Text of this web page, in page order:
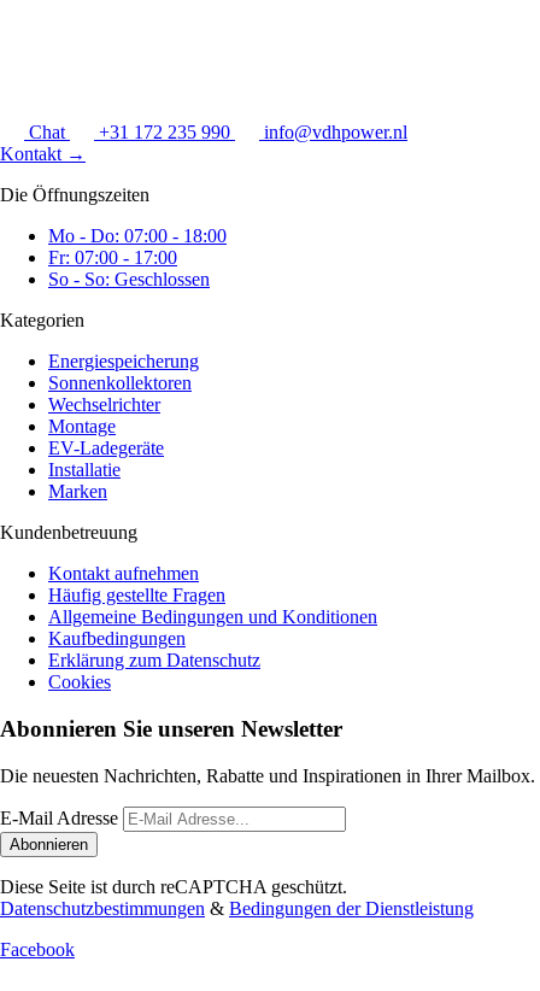
Chat +31 172 235 990
info@vdhpower.nl
Kontakt →
Die Öffnungszeiten
Mo - Do: 07:00 - 18:00
Fr: 07:00 - 17:00
So - So: Geschlossen
Kategorien
Energiespeicherung
Sonnenkollektoren
Wechselrichter
Montage
EV-Ladegeräte
Installatie
Marken
Kundenbetreuung
Kontakt aufnehmen
Häufig gestellte Fragen
Allgemeine Bedingungen und Konditionen
Kaufbedingungen
Erklärung zum Datenschutz
Cookies
Abonnieren Sie unseren Newsletter
Die neuesten Nachrichten, Rabatte und Inspirationen in Ihrer Mailbox.
E-Mail Adresse
Abonnieren
Diese Seite ist durch reCAPTCHA geschützt.
Datenschutzbestimmungen & Bedingungen der Dienstleistung
Facebook